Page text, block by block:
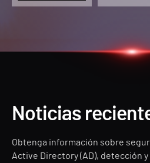
Noticias
Obtenga información sobre
Active Directory (AD), detección